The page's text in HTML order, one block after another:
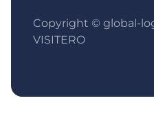
Copyright © global-
VISITERO